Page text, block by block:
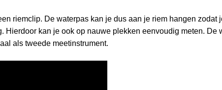
riemclip. De waterpas kan je dus aan je riem hangen
Hierdoor kan je ook op nauwe plekken eenvoudig meten.
als tweede meetinstrument.